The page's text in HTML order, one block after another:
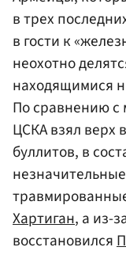
в трех
в гости к
неохотно
находящимися
По сравнению с
ЦСКА взял верх
буллитов, в
Хартиган, а из-
восстановился